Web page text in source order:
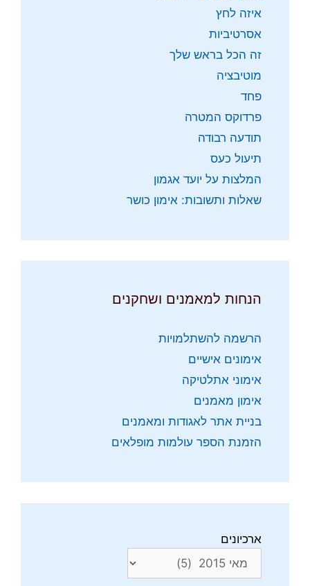
איזה לחץ
אסרטיביות
זה הכל בראש שלך
מוטיבציה
פחד
פרדוקס המטרה
תודעה רבודה
תיעול כעס
המלצות על יועד אגמון
שאלות ותשובות: אימון כושר
הנחות למאמנים ושחקנים
הרשמה להשתלמויות
אימונים אישיים
אימוני אתלטיקה
אימון מאמנים
בניית אתר לאגודות ומאמנים
הזמנת הספר עולמות מופלאים
ארכיונים